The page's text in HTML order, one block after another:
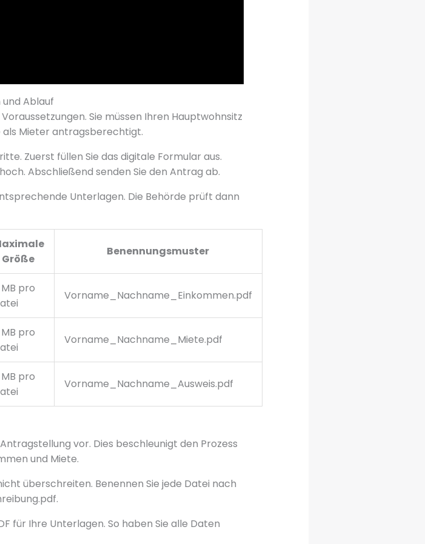
Ablauf
Sie müssen Ihren Hauptwohnsitz
als Mieter antragsberechtigt.
Zuerst füllen Sie das digitale Formular aus.
Abschließend senden Sie den Antrag ab.
Unterlagen. Die Behörde prüft dann
Größe
Benennungsmuster
pro
Vorname_Nachname_Einkommen.pdf
pro
Vorname_Nachname_Miete.pdf
pro
Vorname_Nachname_Ausweis.pdf
vor. Dies beschleunigt den Prozess
und Miete.
überschreiten. Benennen Sie jede Datei nach
für Ihre Unterlagen. So haben Sie alle Daten